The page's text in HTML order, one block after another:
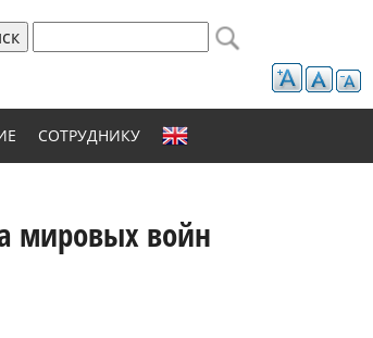
поиска
СОТРУДНИКУ
мировых войн